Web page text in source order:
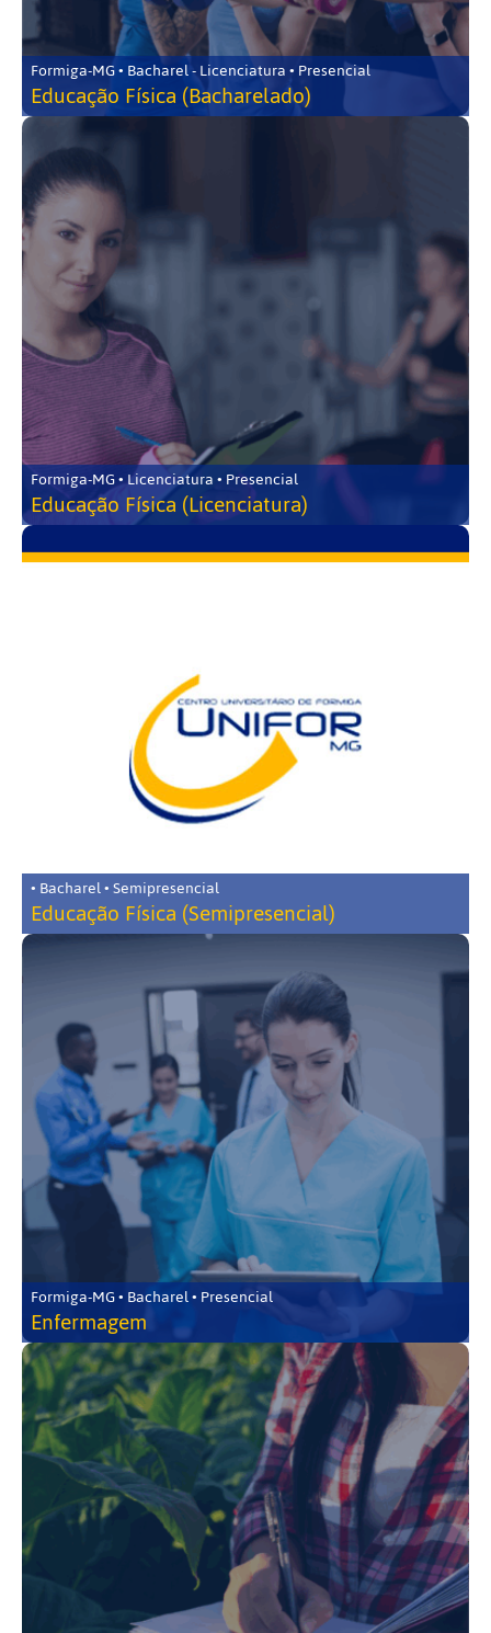
Formiga-MG • Bacharel - Licenciatura • Presencial
Educação Física (Bacharelado)
Formiga-MG • Licenciatura • Presencial
Educação Física (Licenciatura)
• Bacharel • Semipresencial
Educação Física (Semipresencial)
Formiga-MG • Bacharel • Presencial
Enfermagem